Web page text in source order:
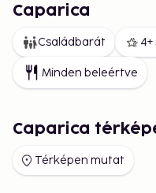
Caparica
Családbarát
Minden beleértve
Caparica
Térképen mutat